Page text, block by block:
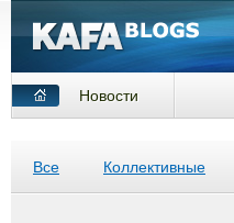
Новости
Все Коллективные